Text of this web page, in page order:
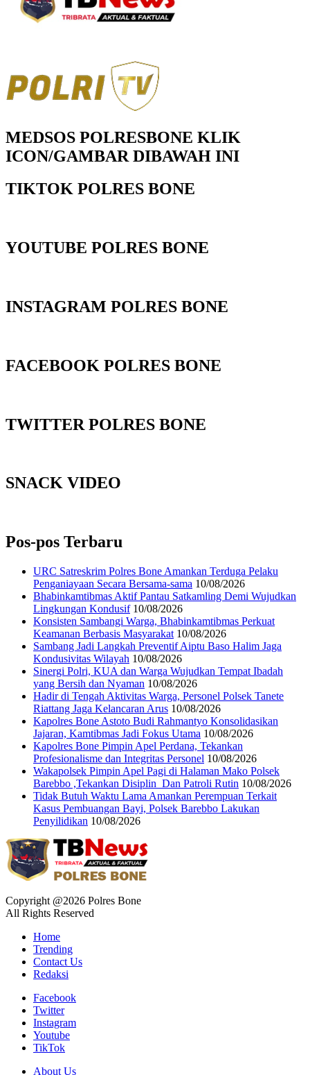
MEDSOS POLRESBONE KLIK
ICON/GAMBAR DIBAWAH INI
TIKTOK POLRES BONE
YOUTUBE POLRES BONE
INSTAGRAM POLRES BONE
FACEBOOK POLRES BONE
TWITTER POLRES BONE
SNACK VIDEO
Pos-pos Terbaru
URC Satreskrim Polres Bone Amankan Terduga Pelaku
Penganiayaan Secara Bersama-sama 10/08/2026
Bhabinkamtibmas Aktif Pantau Satkamling Demi Wujudkan
Lingkungan Kondusif 10/08/2026
Konsisten Sambangi Warga, Bhabinkamtibmas Perkuat
Keamanan Berbasis Masyarakat 10/08/2026
Sambang Jadi Langkah Preventif Aiptu Baso Halim Jaga
Kondusivitas Wilayah 10/08/2026
Sinergi Polri, KUA dan Warga Wujudkan Tempat Ibadah
yang Bersih dan Nyaman 10/08/2026
Hadir di Tengah Aktivitas Warga, Personel Polsek Tanete
Riattang Jaga Kelancaran Arus 10/08/2026
Kapolres Bone Astoto Budi Rahmantyo Konsolidasikan
Jajaran, Kamtibmas Jadi Fokus Utama 10/08/2026
Kapolres Bone Pimpin Apel Perdana, Tekankan
Profesionalisme dan Integritas Personel 10/08/2026
Wakapolsek Pimpin Apel Pagi di Halaman Mako Polsek
Barebbo ,Tekankan Disiplin Dan Patroli Rutin 10/08/2026
Tidak Butuh Waktu Lama Amankan Perempuan Terkait
Kasus Pembuangan Bayi, Polsek Barebbo Lakukan
Penyilidikan 10/08/2026
Copyright @2026 Polres Bone
All Rights Reserved
Home
Trending
Contact Us
Redaksi
Facebook
Twitter
Instagram
Youtube
TikTok
About Us